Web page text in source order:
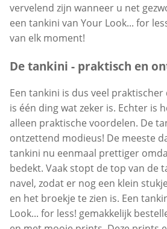
vervelend zijn wanneer u net
een tankini van Your Look... for
van elk moment!
De tankini - praktisch en
Een tankini is dus veel
is één ding wat zeker is. Echter is
alleen praktische voordelen. De
ontzettend modieus! De meeste
tankini nu eenmaal prettiger
bedekt. Vaak stopt de top van de
navel, zodat er nog een klein
en het broekje te zien is. Een
Look... for less! gemakkelijk